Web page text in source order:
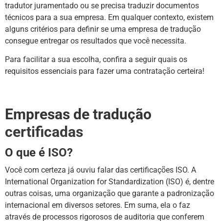
tradutor juramentado ou se precisa traduzir documentos
técnicos para a sua empresa. Em qualquer contexto, existem
alguns critérios para definir se uma empresa de tradução
consegue entregar os resultados que você necessita.
Para facilitar a sua escolha, confira a seguir quais os
requisitos essenciais para fazer uma contratação certeira!
Empresas de tradução
certificadas
O que é ISO?
Você com certeza já ouviu falar das certificações ISO. A
International Organization for Standardization (ISO) é, dentre
outras coisas, uma organização que garante a padronização
internacional em diversos setores. Em suma, ela o faz
através de processos rigorosos de auditoria que conferem